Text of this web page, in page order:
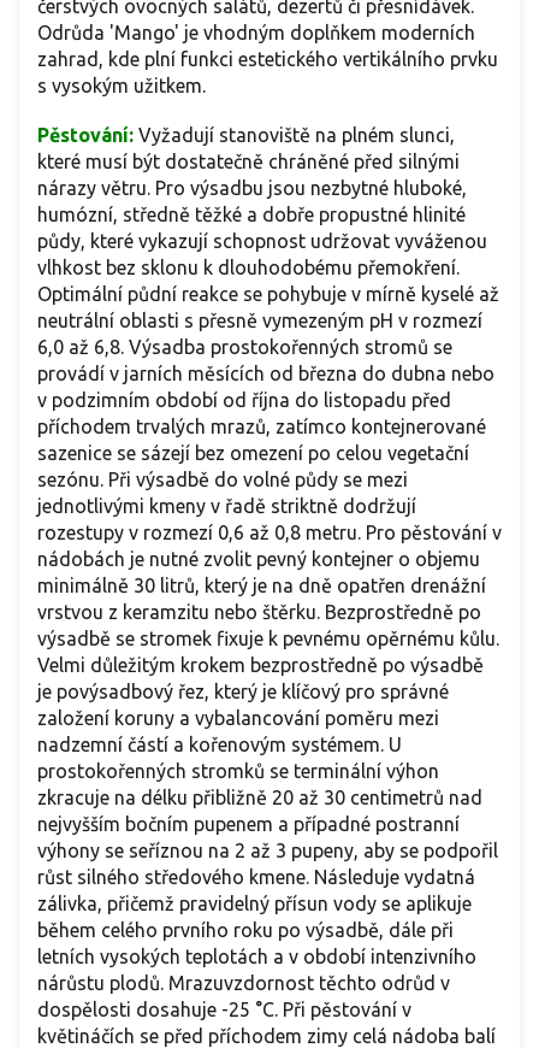
čerstvých ovocných salátů, dezertů či přesnídávek.
Odrůda 'Mango' je vhodným doplňkem moderních
zahrad, kde plní funkci estetického vertikálního prvku
s vysokým užitkem.
Pěstování: Vyžadují stanoviště na plném slunci,
které musí být dostatečně chráněné před silnými
nárazy větru. Pro výsadbu jsou nezbytné hluboké,
humózní, středně těžké a dobře propustné hlinité
půdy, které vykazují schopnost udržovat vyváženou
vlhkost bez sklonu k dlouhodobému přemokření.
Optimální půdní reakce se pohybuje v mírně kyselé až
neutrální oblasti s přesně vymezeným pH v rozmezí
6,0 až 6,8. Výsadba prostokořenných stromů se
provádí v jarních měsících od března do dubna nebo
v podzimním období od října do listopadu před
příchodem trvalých mrazů, zatímco kontejnerované
sazenice se sázejí bez omezení po celou vegetační
sezónu. Při výsadbě do volné půdy se mezi
jednotlivými kmeny v řadě striktně dodržují
rozestupy v rozmezí 0,6 až 0,8 metru. Pro pěstování v
nádobách je nutné zvolit pevný kontejner o objemu
minimálně 30 litrů, který je na dně opatřen drenážní
vrstvou z keramzitu nebo štěrku. Bezprostředně po
výsadbě se stromek fixuje k pevnému opěrnému kůlu.
Velmi důležitým krokem bezprostředně po výsadbě
je povýsadbový řez, který je klíčový pro správné
založení koruny a vybalancování poměru mezi
nadzemní částí a kořenovým systémem. U
prostokořenných stromků se terminální výhon
zkracuje na délku přibližně 20 až 30 centimetrů nad
nejvyšším bočním pupenem a případné postranní
výhony se seříznou na 2 až 3 pupeny, aby se podpořil
růst silného středového kmene. Následuje vydatná
zálivka, přičemž pravidelný přísun vody se aplikuje
během celého prvního roku po výsadbě, dále při
letních vysokých teplotách a v období intenzivního
nárůstu plodů. Mrazuvzdornost těchto odrůd v
dospělosti dosahuje -25 °C. Při pěstování v
květináčích se před příchodem zimy celá nádoba balí